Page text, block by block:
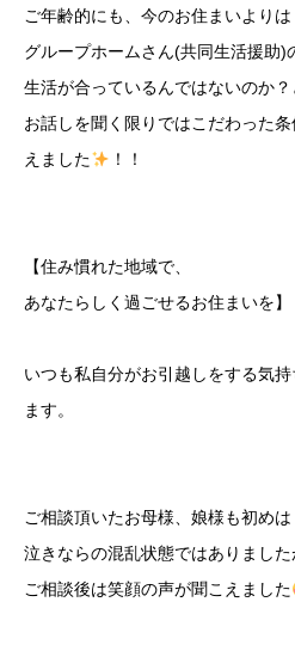
ご年齢的にも、今のお住まいよりは
グループホームさん(共同生活援助)
生活が合っているんではないのか？
お話しを聞く限りではこだわった
えました
！！
【住み慣れた地域で、
あなたらしく過ごせるお住まいを】
いつも私自分がお引越しをする気
ます。
ご相談頂いたお母様、娘様も初めは
泣きならの混乱状態ではありました
ご相談後は笑顔の声が聞こえました